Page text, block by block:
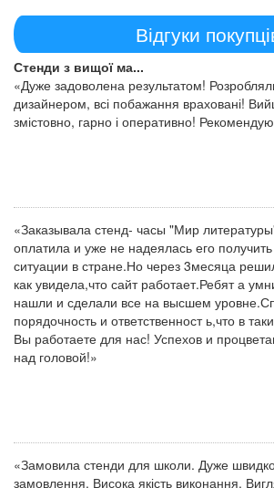
Відгуки
Стенди з вищої ма...
«Дуже задоволена результатом!
дизайнером, всі побажання враховані!
змістовно, гарно і оперативно!
«Заказывала стенд- часы "Мир
оплатила и уже не надеялась его
ситуации в стране.Но через 3месяца
как увидела,что сайт работает.Ребят а
нашли и сделали все на высшем
порядочность и ответственност ь,что в
Вы работаете для нас! Успехов и
над головой!»
«Замовила стенди для школи. Дуже
замовлення. Висока якість виконання.